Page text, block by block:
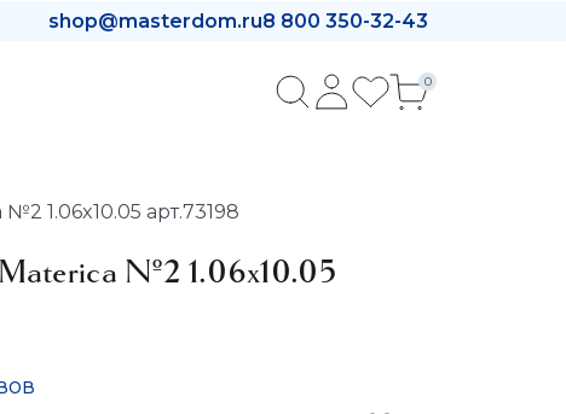
shop@masterdom.ru8 800 350-32-43
0
1.06x10.05 арт.73198
Materica №2 1.06x10.05